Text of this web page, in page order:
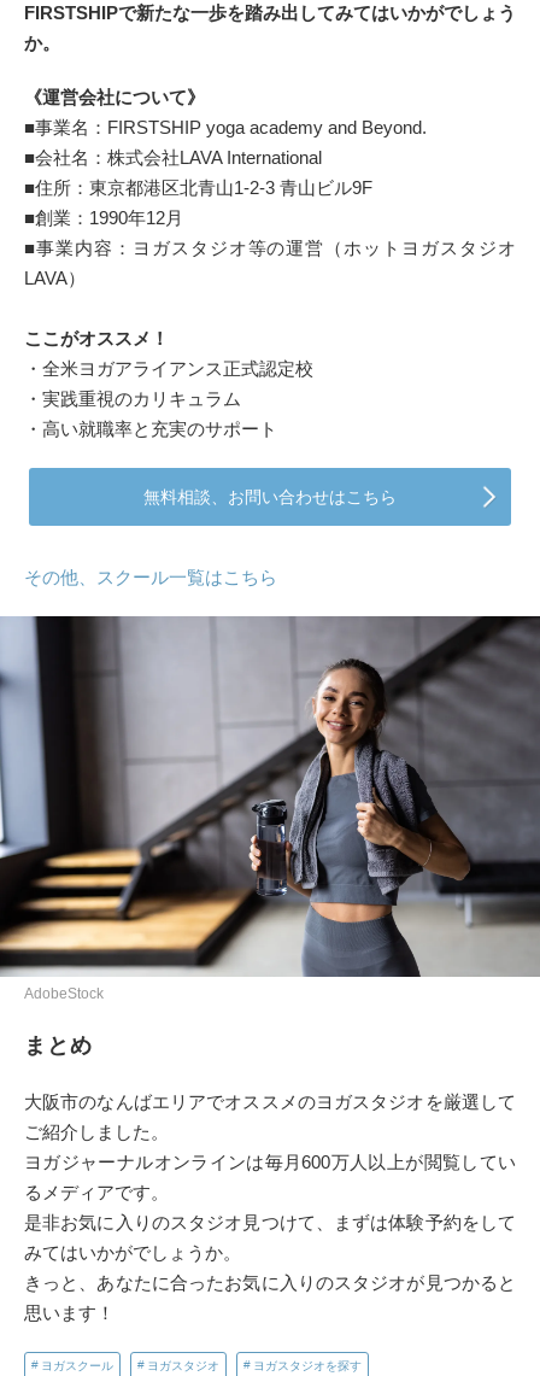
FIRSTSHIPで新たな一歩を踏み出してみてはいかがでしょう
か。
《運営会社について》
■事業名：FIRSTSHIP yoga academy and Beyond.
■会社名：株式会社LAVA International
■住所：東京都港区北青山1-2-3 青山ビル9F
■創業：1990年12月
■事業内容：ヨガスタジオ等の運営（ホットヨガスタジオ
LAVA）
ここがオススメ！
・全米ヨガアライアンス正式認定校
・実践重視のカリキュラム
・高い就職率と充実のサポート
無料相談、お問い合わせはこちら
その他、スクール一覧はこちら
AdobeStock
まとめ
大阪市のなんばエリアでオススメのヨガスタジオを厳選して
ご紹介しました。
ヨガジャーナルオンラインは毎月600万人以上が閲覧してい
るメディアです。
是非お気に入りのスタジオ見つけて、まずは体験予約をして
みてはいかがでしょうか。
きっと、あなたに合ったお気に入りのスタジオが見つかると
思います！
ヨガスクール ヨガスタジオ ヨガスタジオを探す